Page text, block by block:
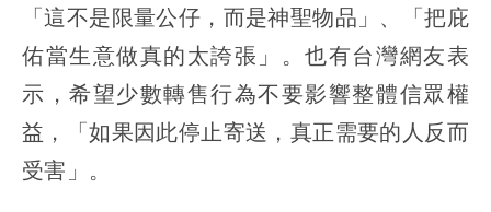
「這不是限量公仔，而是神聖物品」、「把庇
佑當生意做真的太誇張」。也有台灣網友表
示，希望少數轉售行為不要影響整體信眾權
益，「如果因此停止寄送，真正需要的人反而
受害」。